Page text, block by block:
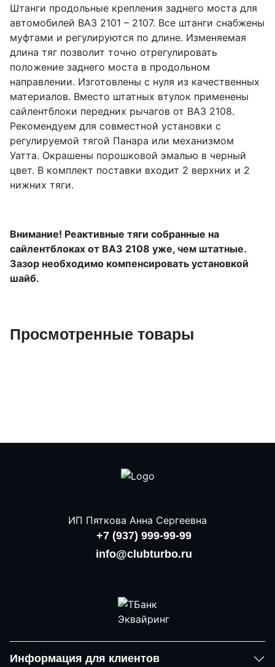
Штанги продольные крепления заднего моста для
автомобилей ВАЗ 2101 – 2107. Все штанги снабжены
муфтами и регулируются по длине. Изменяемая
длина тяг позволит точно отрегулировать
положение заднего моста в продольном
направлении. Изготовлены с нуля из качественных
материалов. Вместо штатных втулок применены
сайлентблоки передних рычагов от ВАЗ 2108.
Рекомендуем для совместной установки с
регулируемой тягой Панара или механизмом
Уатта. Окрашены порошковой эмалью в черный
цвет. В комплект поставки входит 2 верхних и 2
нижних тяги.
Внимание! Реактивные тяги собранные на
сайлентблоках от ВАЗ 2108 уже, чем штатные.
Зазор необходимо компенсировать установкой
шайб.
Просмотренные товары
ИП Пяткова Анна Сергеевна
+7 (937) 999-99-99
info@clubturbo.ru
Информация для клиентов